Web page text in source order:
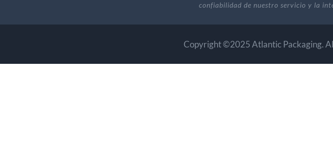
confiabilidad de nuestro servicio y la
Copyright ©2025 Atlantic Packaging.